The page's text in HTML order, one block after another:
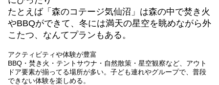
たとえば「森のコテージ気仙沼」は森の中で焚き火
やBBQができて、冬には満天の星空を眺めながら外
こたつ、なんてプランもある。
アクティビティや体験が豊富
BBQ・焚き火・テントサウナ・自然散策・星空観察など、アウト
ドア要素が揃ってる場所が多い。子ども連れやグループで、普段
できない体験を楽しめる。